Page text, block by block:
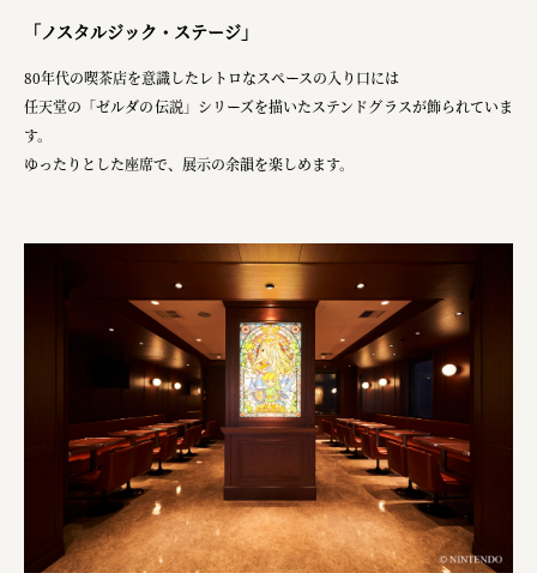
「ノスタルジック・ステージ」
80年代の喫茶店を意識したレトロなスペースの入り口には
任天堂の「ゼルダの伝説」シリーズを描いたステンドグラスが飾られていま
す。
ゆったりとした座席で、展示の余韻を楽しめます。